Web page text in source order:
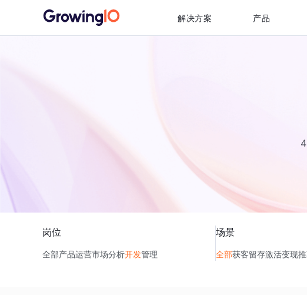
解决方案 产品
岗位
全部产品运营市场分析开发管理
场景
全部获客留存激活变现